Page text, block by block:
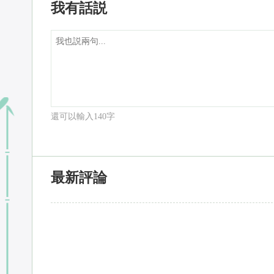
我有話説
還可以輸入 140字
最新評論